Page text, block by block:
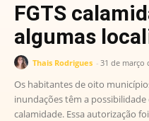
FGTS
algumas
Thais Rodrigues - 31 de março
Os habitantes de oito
inundações têm a
calamidade. Essa autorização